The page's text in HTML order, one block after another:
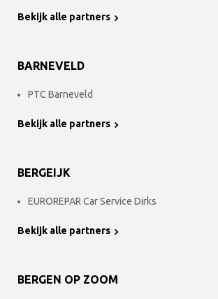
Bekijk alle partners
BARNEVELD
PTC Barneveld
Bekijk alle partners
BERGEIJK
EUROREPAR Car Service Dirks
Bekijk alle partners
BERGEN OP ZOOM